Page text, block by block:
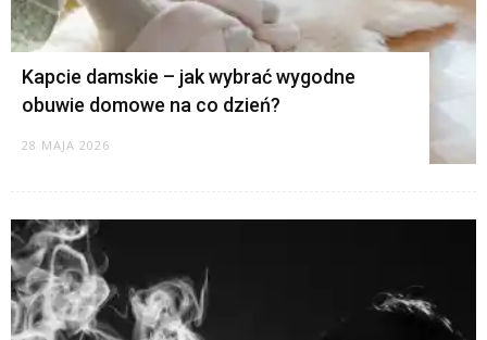
Kapcie damskie – jak wybrać wygodne
obuwie domowe na co dzień?
28 MAJA 2026